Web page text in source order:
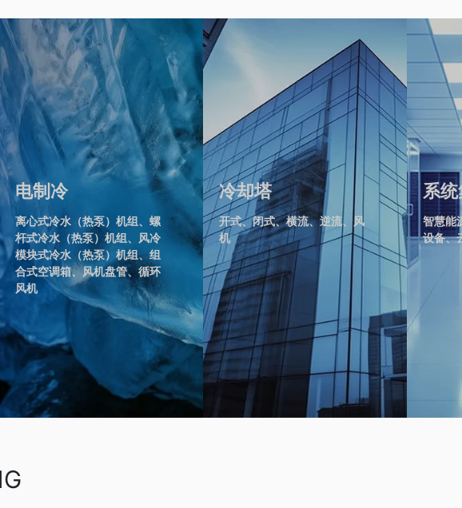
电制冷
离心式冷水（热泵）机组、螺
杆式冷水（热泵）机组、风冷
模块式冷水（热泵）机组、组
合式空调箱、风机盘管、循环
风机
冷却塔
开式、闭式、横流、逆流、风
机
系
智慧能
设备、